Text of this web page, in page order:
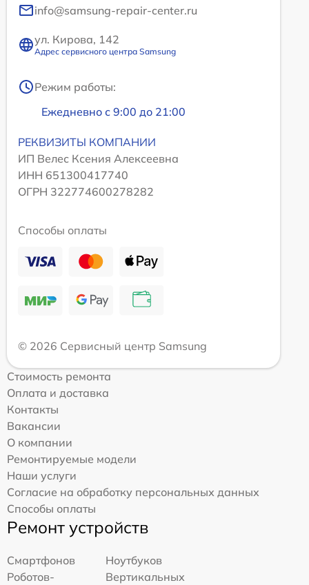
info@samsung-repair-center.ru
ул. Кирова, 142
Адрес сервисного центра Samsung
Режим работы:
Ежедневно с 9:00 до 21:00
РЕКВИЗИТЫ КОМПАНИИ
ИП Велес Ксения Алексеевна
ИНН 651300417740
ОГРН 322774600278282
Способы оплаты
© 2026 Сервисный центр Samsung
Стоимость ремонта
Оплата и доставка
Контакты
Вакансии
О компании
Ремонтируемые модели
Наши услуги
Согласие на обработку персональных данных
Способы оплаты
Ремонт устройств
Смартфонов
Ноутбуков
Роботов-
Вертикальных